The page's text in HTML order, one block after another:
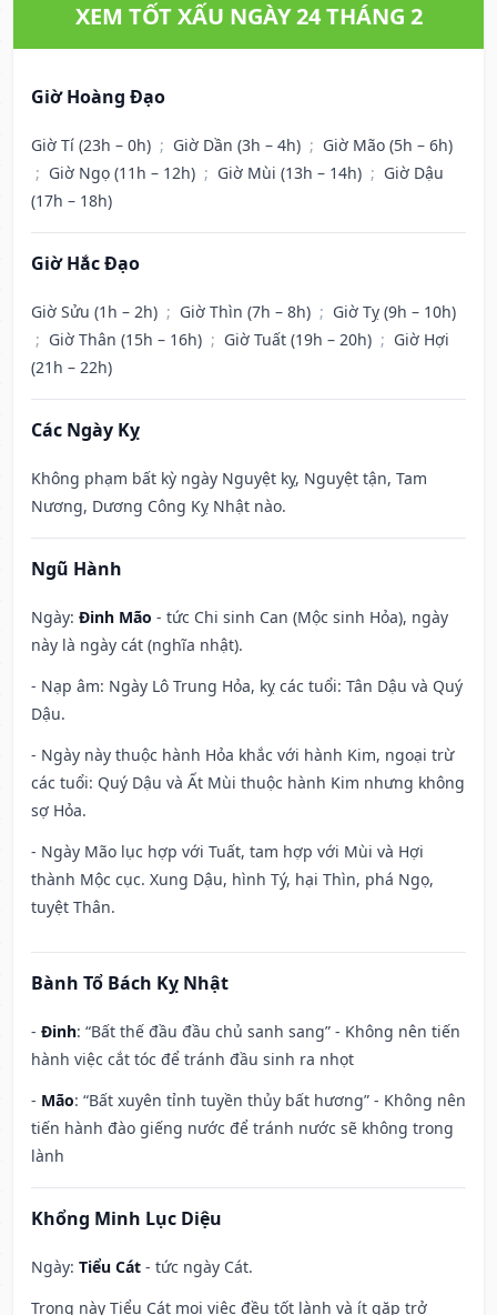
XEM TỐT XẤU NGÀY 24 THÁNG 2
Giờ Hoàng Đạo
Giờ Tí (23h – 0h) ; Giờ Dần (3h – 4h) ; Giờ Mão (5h – 6h)
; Giờ Ngọ (11h – 12h) ; Giờ Mùi (13h – 14h) ; Giờ Dậu
(17h – 18h)
Giờ Hắc Đạo
Giờ Sửu (1h – 2h) ; Giờ Thìn (7h – 8h) ; Giờ Tỵ (9h – 10h)
; Giờ Thân (15h – 16h) ; Giờ Tuất (19h – 20h) ; Giờ Hợi
(21h – 22h)
Các Ngày Kỵ
Không phạm bất kỳ ngày Nguyệt kỵ, Nguyệt tận, Tam
Nương, Dương Công Kỵ Nhật nào.
Ngũ Hành
Ngày: Đinh Mão - tức Chi sinh Can (Mộc sinh Hỏa), ngày
này là ngày cát (nghĩa nhật).
- Nạp âm: Ngày Lô Trung Hỏa, kỵ các tuổi: Tân Dậu và Quý
Dậu.
- Ngày này thuộc hành Hỏa khắc với hành Kim, ngoại trừ
các tuổi: Quý Dậu và Ất Mùi thuộc hành Kim nhưng không
sợ Hỏa.
- Ngày Mão lục hợp với Tuất, tam hợp với Mùi và Hợi
thành Mộc cục. Xung Dậu, hình Tý, hại Thìn, phá Ngọ,
tuyệt Thân.
Bành Tổ Bách Kỵ Nhật
- Đinh: “Bất thế đầu đầu chủ sanh sang” - Không nên tiến
hành việc cắt tóc để tránh đầu sinh ra nhọt
- Mão: “Bất xuyên tỉnh tuyền thủy bất hương” - Không nên
tiến hành đào giếng nước để tránh nước sẽ không trong
lành
Khổng Minh Lục Diệu
Ngày: Tiểu Cát - tức ngày Cát.
Trong này Tiểu Cát mọi việc đều tốt lành và ít gặp trở